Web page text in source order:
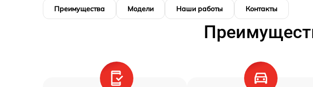
Преимущества Модели Наши работы Контакты